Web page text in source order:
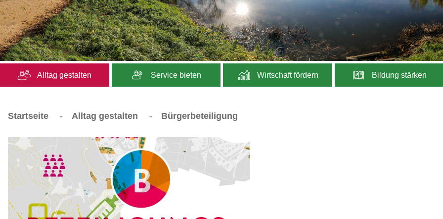
Alltag gestalten Service bieten Wirtschaft fördern Bildung stärken
Startseite - Alltag gestalten - Bürgerbeteiligung